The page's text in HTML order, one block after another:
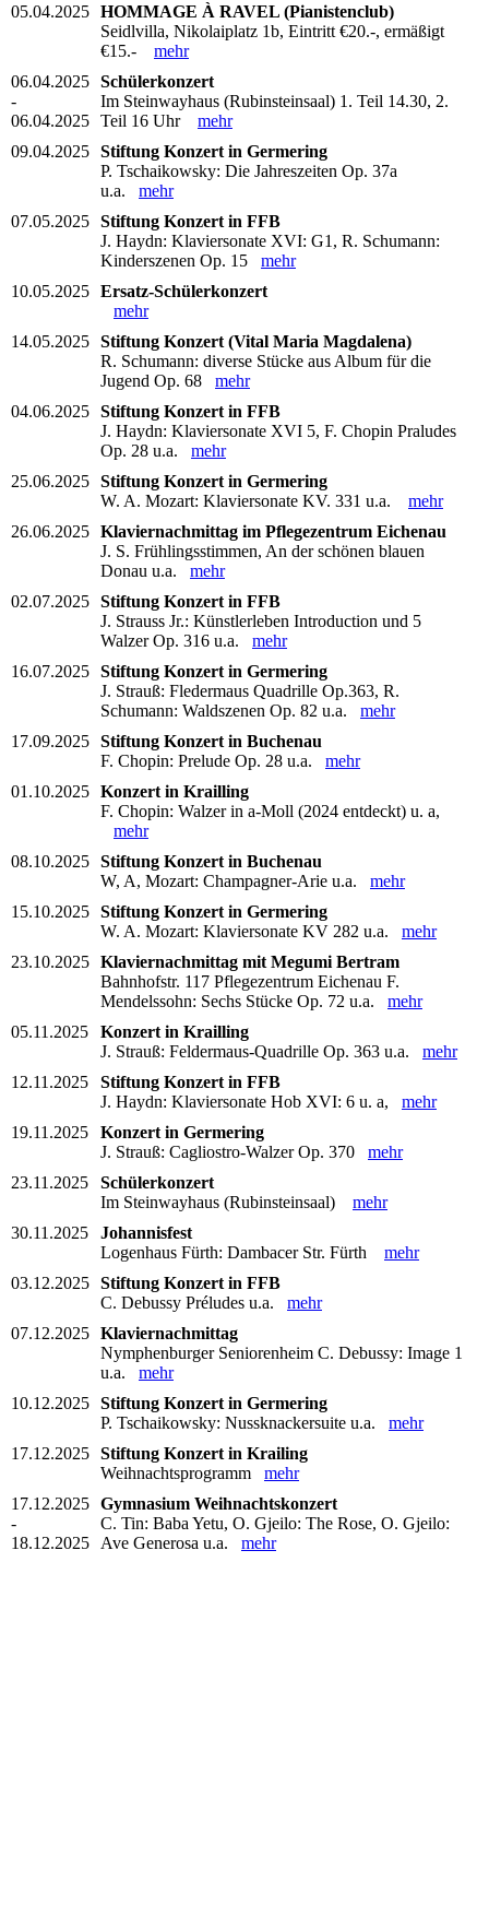
05.04.2025 HOMMAGE À RAVEL (Pianistenclub)
Seidlvilla, Nikolaiplatz 1b, Eintritt €20.-, ermäßigt
€15.- mehr
06.04.2025
-
06.04.2025
Schülerkonzert
Im Steinwayhaus (Rubinsteinsaal) 1. Teil 14.30, 2.
Teil 16 Uhr mehr
09.04.2025 Stiftung Konzert in Germering
P. Tschaikowsky: Die Jahreszeiten Op. 37a
u.a. mehr
07.05.2025 Stiftung Konzert in FFB
J. Haydn: Klaviersonate XVI: G1, R. Schumann:
Kinderszenen Op. 15 mehr
10.05.2025 Ersatz-Schülerkonzert
mehr
14.05.2025 Stiftung Konzert (Vital Maria Magdalena)
R. Schumann: diverse Stücke aus Album für die
Jugend Op. 68 mehr
04.06.2025 Stiftung Konzert in FFB
J. Haydn: Klaviersonate XVI 5, F. Chopin Praludes
Op. 28 u.a. mehr
25.06.2025 Stiftung Konzert in Germering
W. A. Mozart: Klaviersonate KV. 331 u.a. mehr
26.06.2025 Klaviernachmittag im Pflegezentrum Eichenau
J. S. Frühlingsstimmen, An der schönen blauen
Donau u.a. mehr
02.07.2025 Stiftung Konzert in FFB
J. Strauss Jr.: Künstlerleben Introduction und 5
Walzer Op. 316 u.a. mehr
16.07.2025 Stiftung Konzert in Germering
J. Strauß: Fledermaus Quadrille Op.363, R.
Schumann: Waldszenen Op. 82 u.a. mehr
17.09.2025 Stiftung Konzert in Buchenau
F. Chopin: Prelude Op. 28 u.a. mehr
01.10.2025 Konzert in Krailling
F. Chopin: Walzer in a-Moll (2024 entdeckt) u. a,
mehr
08.10.2025 Stiftung Konzert in Buchenau
W, A, Mozart: Champagner-Arie u.a. mehr
15.10.2025 Stiftung Konzert in Germering
W. A. Mozart: Klaviersonate KV 282 u.a. mehr
23.10.2025 Klaviernachmittag mit Megumi Bertram
Bahnhofstr. 117 Pflegezentrum Eichenau F.
Mendelssohn: Sechs Stücke Op. 72 u.a. mehr
05.11.2025
Konzert in Krailling
J. Strauß: Feldermaus-Quadrille Op. 363 u.a. mehr
12.11.2025
Stiftung Konzert in FFB
J. Haydn: Klaviersonate Hob XVI: 6 u. a, mehr
19.11.2025
Konzert in Germering
J. Strauß: Cagliostro-Walzer Op. 370 mehr
23.11.2025
Schülerkonzert
Im Steinwayhaus (Rubinsteinsaal) mehr
30.11.2025
Johannisfest
Logenhaus Fürth: Dambacer Str. Fürth mehr
03.12.2025 Stiftung Konzert in FFB
C. Debussy Préludes u.a. mehr
07.12.2025 Klaviernachmittag
Nymphenburger Seniorenheim C. Debussy: Image 1
u.a. mehr
10.12.2025 Stiftung Konzert in Germering
P. Tschaikowsky: Nussknackersuite u.a. mehr
17.12.2025 Stiftung Konzert in Krailing
Weihnachtsprogramm mehr
17.12.2025
-
18.12.2025
Gymnasium Weihnachtskonzert
C. Tin: Baba Yetu, O. Gjeilo: The Rose, O. Gjeilo:
Ave Generosa u.a. mehr